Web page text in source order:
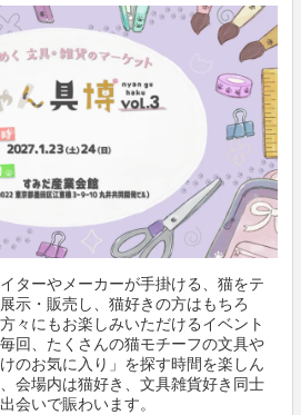
リース
いて
ターやメーカーが手掛ける、猫をテ
示・販売し、猫好きの方はもちろ
々にもお楽しみいただけるイベント
回、たくさんの猫モチーフの文具や
のお気に入り」を探す時間を楽しん
会場内は猫好き、文具雑貨好き同士
会いで賑わいます。